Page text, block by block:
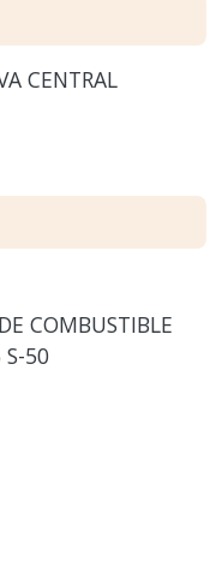
CENTRAL
COMBUSTIBLE
S-50